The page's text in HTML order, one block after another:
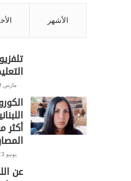
الأشهر
مارس 19, 2020
يونيو 23, 2020
عن